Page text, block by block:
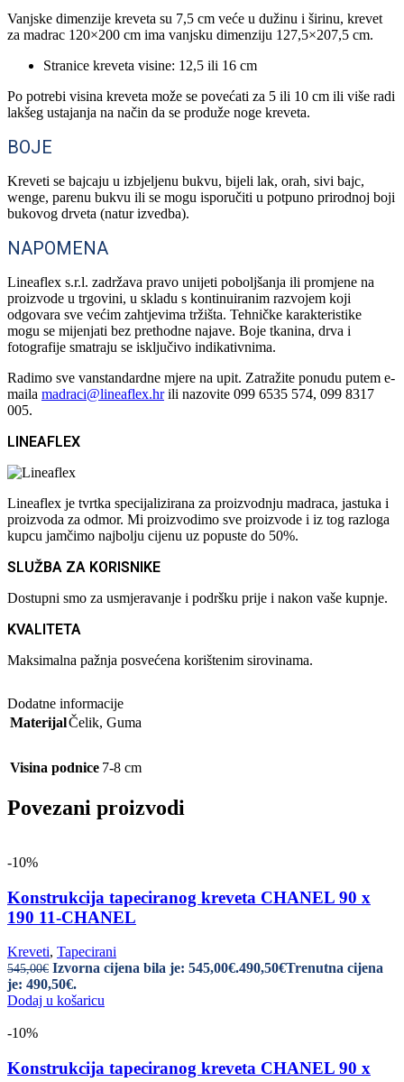
Vanjske dimenzije kreveta su 7,5 cm veće u dužinu i širinu, krevet
za madrac 120×200 cm ima vanjsku dimenziju 127,5×207,5 cm.
Stranice kreveta visine: 12,5 ili 16 cm
Po potrebi visina kreveta može se povećati za 5 ili 10 cm ili više radi
lakšeg ustajanja na način da se produže noge kreveta.
BOJE
Kreveti se bajcaju u izbjeljenu bukvu, bijeli lak, orah, sivi bajc,
wenge, parenu bukvu ili se mogu isporučiti u potpuno prirodnoj boji
bukovog drveta (natur izvedba).
NAPOMENA
Lineaflex s.r.l. zadržava pravo unijeti poboljšanja ili promjene na
proizvode u trgovini, u skladu s kontinuiranim razvojem koji
odgovara sve većim zahtjevima tržišta. Tehničke karakteristike
mogu se mijenjati bez prethodne najave. Boje tkanina, drva i
fotografije smatraju se isključivo indikativnima.
Radimo sve vanstandardne mjere na upit. Zatražite ponudu putem e-
maila madraci@lineaflex.hrili nazovite 099 6535 574, 099 8317
005.
LINEAFLEX
Lineaflex je tvrtka specijalizirana za proizvodnju madraca, jastuka i
proizvoda za odmor. Mi proizvodimo sve proizvode i iz tog razloga
kupcu jamčimo najbolju cijenu uz popuste do 50%.
SLUŽBA ZA KORISNIKE
Dostupni smo za usmjeravanje i podršku prije i nakon vaše kupnje.
KVALITETA
Maksimalna pažnja posvećena korištenim sirovinama.
Dodatne informacije
MaterijalČelik, Guma
Visina podnice 7-8 cm
Povezani proizvodi
-10%
Konstrukcija tapeciranog kreveta CHANEL 90 x
190 11-CHANEL
Kreveti, Tapecirani
545,00€ Izvorna cijena bila je: 545,00€.490,50€Trenutna cijena
je: 490,50€.
Dodaj u košaricu
-10%
Konstrukcija tapeciranog kreveta CHANEL 90 x